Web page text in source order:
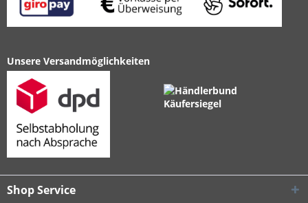
Unsere Versandmöglichkeiten
Shop Service